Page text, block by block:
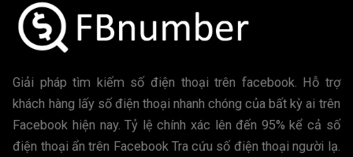
Giải pháp tìm kiếm số điện thoại trên facebook. Hỗ trợ
khách hàng lấy số điện thoại nhanh chóng của bất kỳ ai trên
Facebook hiện nay. Tỷ lệ chính xác lên đến 95% kể cả số
điện thoại ẩn trên Facebook Tra cứu số điện thoại người lạ.